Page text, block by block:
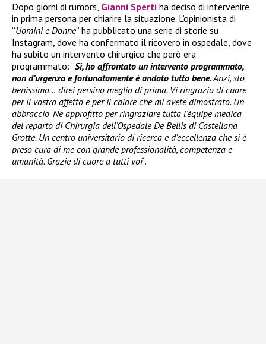
Dopo giorni di rumors, Gianni Sperti ha deciso di intervenire
in prima persona per chiarire la situazione. L’opinionista di
“Uomini e Donne” ha pubblicato una serie di storie su
Instagram, dove ha confermato il ricovero in ospedale, dove
ha subito un intervento chirurgico che però era
programmato: “Sì, ho affrontato un intervento programmato,
non d’urgenza e fortunatamente è andato tutto bene.Anzi, sto
benissimo… direi persino meglio di prima. Vi ringrazio di cuore
per il vostro affetto e per il calore che mi avete dimostrato. Un
abbraccio. Ne approfitto per ringraziare tutta l’équipe medica
del reparto di Chirurgia dell’Ospedale De Bellis di Castellana
Grotte. Un centro universitario di ricerca e d’eccellenza che si è
preso cura di me con grande professionalità, competenza e
umanità. Grazie di cuore a tutti voi“.